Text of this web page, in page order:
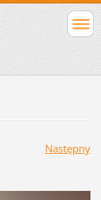
Następny